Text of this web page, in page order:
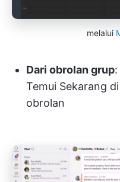
melalui
Dari obrolan grup
Temui Sekarang
obrolan